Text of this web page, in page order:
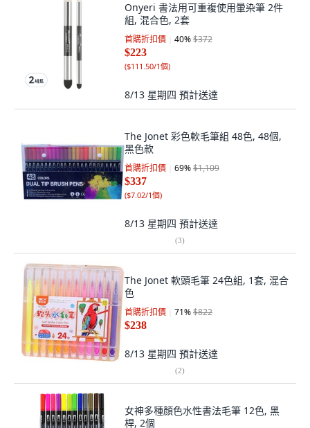
Onyeri 書法用可重複使用暈染筆 2件
組, 混合色, 2套
首購折扣價 40%$372
$223
($111.50/1個)
8/13 星期四 預計送達
The Jonet 彩色軟毛筆組 48色, 48個,
黑色款
首購折扣價 69%$1,109
$337
($7.02/1個)
8/13 星期四 預計送達
(3)
The Jonet 軟頭毛筆 24色組, 1套, 混合
色
首購折扣價 71%$822
$238
8/13 星期四 預計送達
(2)
女神多種顏色水性書法毛筆 12色, 黑
桿, 2個